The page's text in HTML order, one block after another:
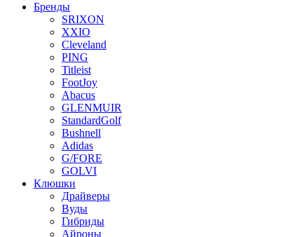
Бренды
SRIXON
XXIO
Cleveland
PING
Titleist
FootJoy
Abacus
GLENMUIR
StandardGolf
Bushnell
Adidas
G/FORE
GOLVI
Клюшки
Драйверы
Вуды
Гибриды
Айроны